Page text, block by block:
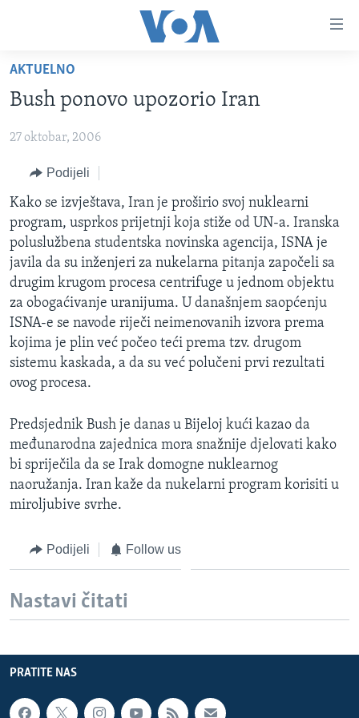
glavni
sadržaj
na
navigaciju
Idi
na
pretragu
TV PROGRAM
FOTOGRAFIJE DANA
VIJESTI
SJEDINJENE AMERIČKE DRŽAVE
BOSNA I HERCEGOVINA
SVIJET
NAUKA I TEHNOLOGIJA
SPECIJALNI PROJEKTI
KORUPCIJA
SLOBODA MEDIJA
ŽENSKA STRANA
IZBJEGLIČKA STRANA
Learning English
PRATITE NAS
AKTUELNO
Bush ponovo upozorio Iran
27 oktobar, 2006
Podijeli
Kako se izvještava, Iran je proširio svoj nuklearni
program, usprkos prijetnji koja stiže od UN-a. Iranska
poluslužbena studentska novinska agencija, ISNA je
javila da su inženjeri za nukelarna pitanja započeli sa
drugim krugom procesa centrifuge u jednom objektu
za obogaćivanje uranijuma. U današnjem saopćenju
ISNA-e se navode riječi neimenovanih izvora prema
kojima je plin već počeo teći prema tzv. drugom
sistemu kaskada, a da su već polučeni prvi rezultati
ovog procesa.
Predsjednik Bush je danas u Bijeloj kući kazao da
međunarodna zajednica mora snažnije djelovati kako
bi spriječila da se Irak domogne nuklearnog
naoružanja. Iran kaže da nukelarni program korisiti u
miroljubive svrhe.
Podijeli Follow us
Nastavi čitati
PRATITE NAS